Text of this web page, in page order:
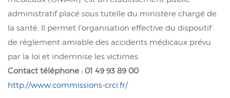
administratif placé sous tutelle du ministère chargé de
la santé. Il permet l'organisation effective du dispositif
de règlement amiable des accidents médicaux prévu
par la loi et indemnise les victimes.
Contact téléphone : 01 49 93 89 00
http://www.commissions-crci.fr/